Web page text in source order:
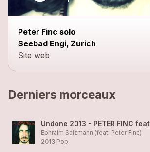
Peter Finc solo
Seebad Engi, Zurich
Site web
Derniers morceaux
Ephraim Salzmann (feat. Peter Finc)
2013 Pop